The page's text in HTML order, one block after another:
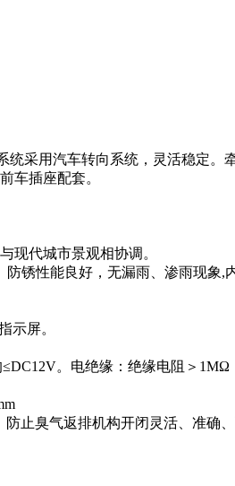
采用汽车转向系统，灵活稳定。
车插座配套。
现代城市景观相协调。
锈性能良好，无漏雨、渗雨现象,
示屏。
。电绝缘：绝缘电阻＞1MΩ
止臭气返排机构开闭灵活、准确